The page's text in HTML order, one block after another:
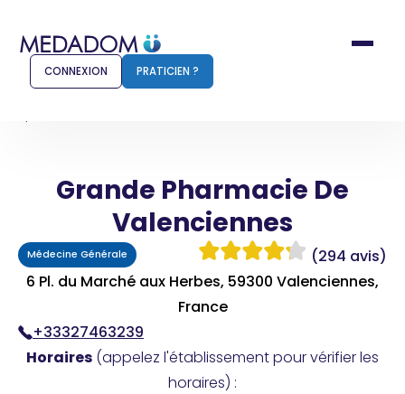
Comment ça marche ?
Pour les patients
Pharmacien
Connexion
CONNEXION PRATICIEN ?
Grande Pharmacie De
Valenciennes
Médecine Générale
(294 avis)
6 Pl. du Marché aux Herbes, 59300 Valenciennes,
France
+33327463239
Horaires (appelez l'établissement pour vérifier les
horaires) :